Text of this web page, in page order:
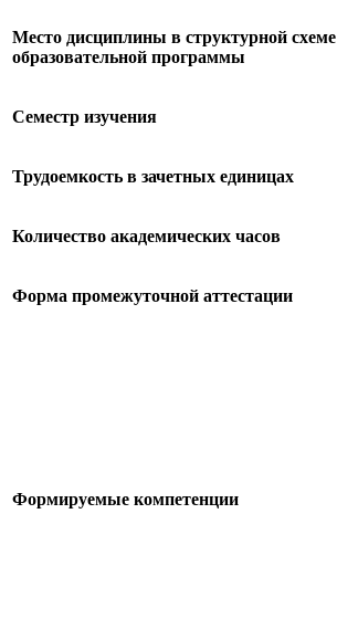
Место дисциплины в структурной схеме
образовательной программы
Семестр изучения
Трудоемкость в зачетных единицах
Количество академических часов
Форма промежуточной аттестации
Формируемые компетенции